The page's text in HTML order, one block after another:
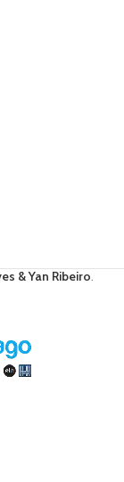
& Yan Ribeiro